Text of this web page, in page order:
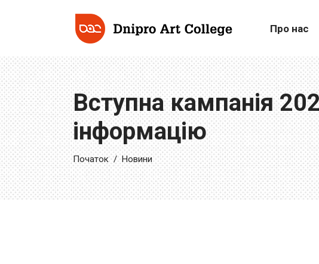
Про нас
Вступна кампанія
інформацію
Початок/ Новини